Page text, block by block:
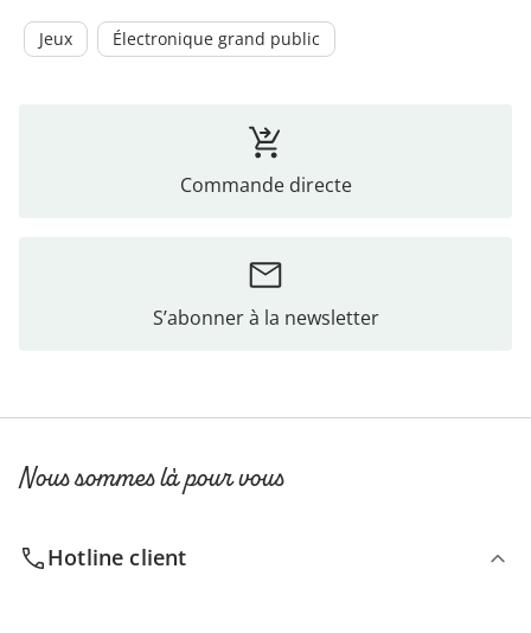
Jeux Électronique grand public
Commande directe
S’abonner à la newsletter
Nous sommes là pour vous
Hotline client